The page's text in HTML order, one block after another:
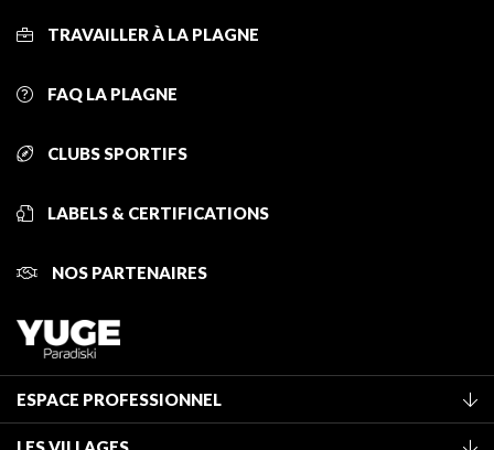
TRAVAILLER À LA PLAGNE
FAQ LA PLAGNE
CLUBS SPORTIFS
LABELS & CERTIFICATIONS
NOS PARTENAIRES
ESPACE PROFESSIONNEL